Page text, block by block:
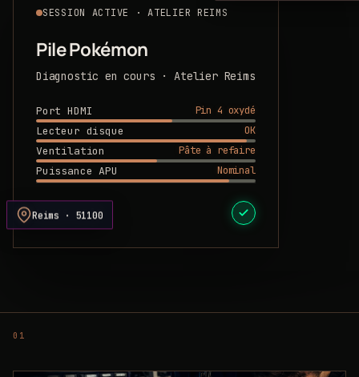
SESSION ACTIVE · ATELIER REIMS
Pile Pokémon
Diagnostic en cours · Atelier Reims
Port HDMI
Pin 4 oxydé
Lecteur disque
OK
Ventilation
Pâte à refaire
Puissance APU
Nominal
DEVIS PRÊT
Reims · 51100